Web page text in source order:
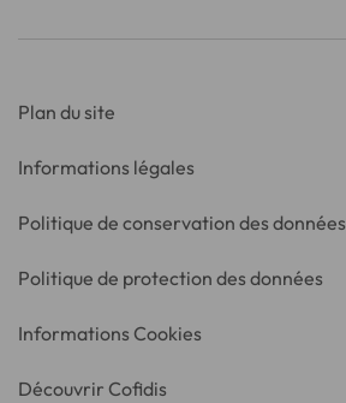
Plan du site
Informations légales
Politique de conservation des données
Politique de protection des données
Informations Cookies
Découvrir Cofidis